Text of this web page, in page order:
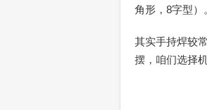
角形，8字型）
其实手持焊较
摆，咱们选择